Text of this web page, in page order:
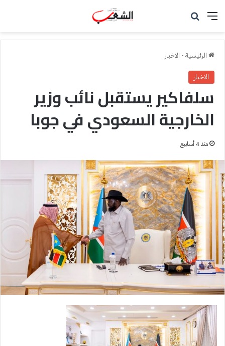
القائمة
الرئيسية - الاخبار
الاخبار
سلفاكير يستقبل نائب وزير
الخارجية السعودي في جوبا
منذ 4 أسابيع